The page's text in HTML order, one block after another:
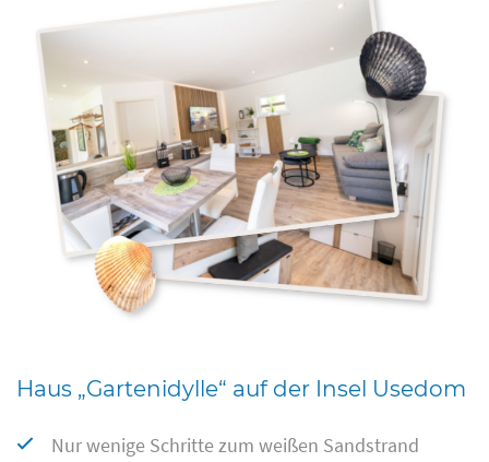
Haus „Gartenidylle“ auf der Insel Usedom
Nur wenige Schritte zum weißen Sandstrand